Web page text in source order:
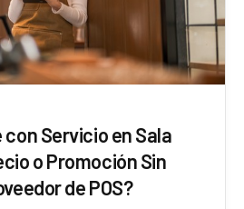
con Servicio en Sala
o Promoción Sin
de POS?